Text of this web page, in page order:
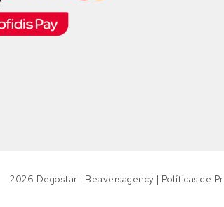
2026 Degostar | Beaversagency | Políticas de